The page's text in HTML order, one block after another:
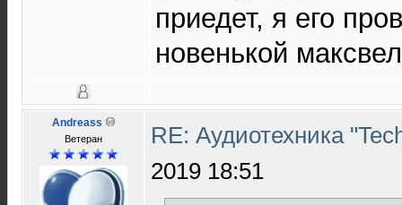
приедет, я его
новенькой
Andreass
Ветеран
RE: Аудиотехника
2019 18:51